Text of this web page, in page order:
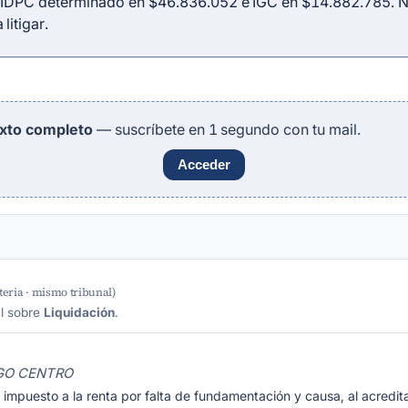
litigar.
completo — suscríbete en 1 segundo con tu mail.
Acceder
· mismo tribunal)
sobre Liquidación.
CENTRO
a la renta por falta de fundamentación y causa, al